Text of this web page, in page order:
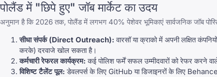
पोलैंड में "छिपे हुए" जॉब मार्केट का उदय
अनुमान है कि 2026 तक, पोलैंड में लगभग 40% पेशेवर भूमिकाएं सार्वजनिक जॉब
सीधा संपर्क (Direct Outreach): वारसॉ या क्राको में अपनी लक्षित
करके) दरवाजे खोल सकता है।
कर्मचारी रेफरल कार्यक्रम: कई पोलिश फर्में सफल उम्मीदवारों को रेफर करने
विशिष्ट टैलेंट पूल: डेवलपर्स के लिए GitHub या डिजाइनरों के लिए Behance